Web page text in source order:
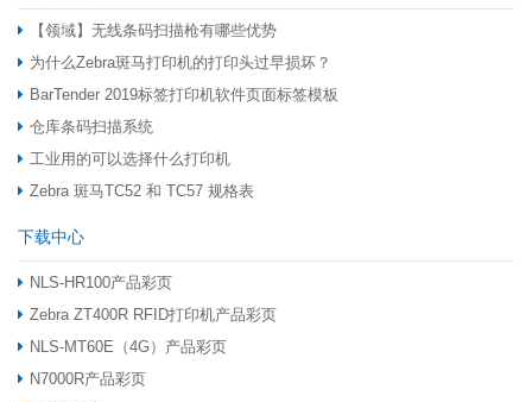
【领域】无线条码扫描枪有哪些优势
为什么Zebra斑马打印机的打印头过早损坏？
BarTender 2019标签打印机软件页面标签模板
仓库条码扫描系统
工业用的可以选择什么打印机
Zebra 斑马TC52 和 TC57 规格表
下载中心
NLS-HR100产品彩页
Zebra ZT400R RFID打印机产品彩页
NLS-MT60E（4G）产品彩页
N7000R产品彩页